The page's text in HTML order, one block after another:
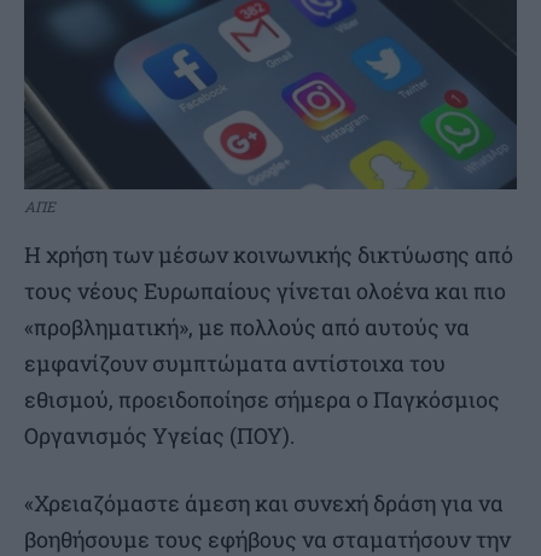
ΑΠΕ
H χρήση των μέσων κοινωνικής δικτύωσης από
τους νέους Ευρωπαίους γίνεται ολοένα και πιο
«προβληματική», με πολλούς από αυτούς να
εμφανίζουν συμπτώματα αντίστοιχα του
εθισμού, προειδοποίησε σήμερα ο Παγκόσμιος
Οργανισμός Υγείας (ΠΟΥ).
«Χρειαζόμαστε άμεση και συνεχή δράση για να
βοηθήσουμε τους εφήβους να σταματήσουν την